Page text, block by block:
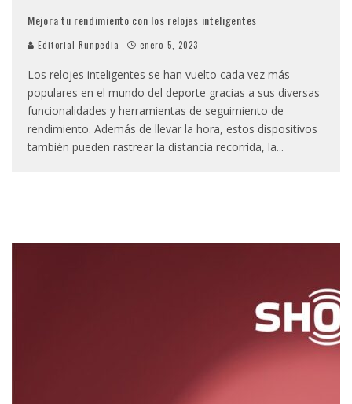
Mejora tu rendimiento con los relojes inteligentes
Editorial Runpedia enero 5, 2023
Los relojes inteligentes se han vuelto cada vez más
populares en el mundo del deporte gracias a sus diversas
funcionalidades y herramientas de seguimiento de
rendimiento. Además de llevar la hora, estos dispositivos
también pueden rastrear la distancia recorrida, la...